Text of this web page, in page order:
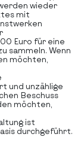
wieder
mit
Euro für eine
sammeln. Wenn
möchten,
und unzählige
Beschuss
möchten,
ist
durchgeführt.